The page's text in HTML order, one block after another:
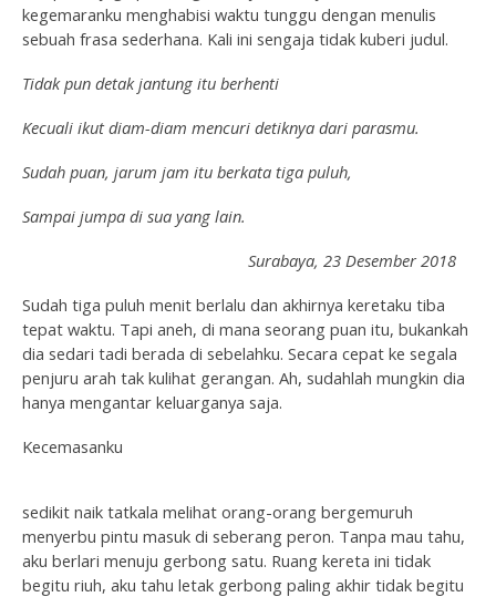
kegemaranku menghabisi waktu tunggu dengan menulis
sebuah frasa sederhana. Kali ini sengaja tidak kuberi judul.
Tidak pun detak jantung itu berhenti
Kecuali ikut diam-diam mencuri detiknya dari parasmu.
Sudah puan, jarum jam itu berkata tiga puluh,
Sampai jumpa di sua yang lain.
Surabaya, 23 Desember 2018
Sudah tiga puluh menit berlalu dan akhirnya keretaku tiba
tepat waktu. Tapi aneh, di mana seorang puan itu, bukankah
dia sedari tadi berada di sebelahku. Secara cepat ke segala
penjuru arah tak kulihat gerangan. Ah, sudahlah mungkin dia
hanya mengantar keluarganya saja.
Kecemasanku
sedikit naik tatkala melihat orang-orang bergemuruh
menyerbu pintu masuk di seberang peron. Tanpa mau tahu,
aku berlari menuju gerbong satu. Ruang kereta ini tidak
begitu riuh, aku tahu letak gerbong paling akhir tidak begitu